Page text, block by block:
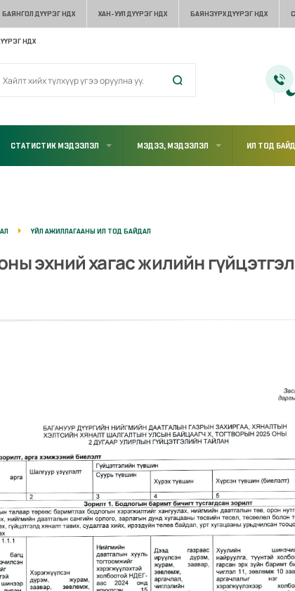
БАЯНГОЛ ДҮҮРЭГ НДХ ХАН-УУЛ ДҮҮРЭГ НДХ БАЯНЗҮРХ ДҮҮРЭГ НДХ
НДХ
СТАТИСТИК МЭДЭЭЛЭЛ МЭДЭЭ, МЭДЭЭЛЭЛ ИЛ ТОД
ҮЙЛ АЖИЛЛАГААНЫ ИЛ ТОД БАЙДАЛ
эхний хагас жилийн